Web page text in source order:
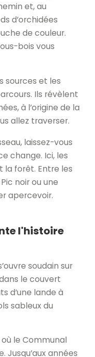
et, au
d’orchidées
de couleur.
bois vous
sources et les
Ils révèlent
à l’origine de la
allez traverser.
laissez-vous
change. Ici, les
la forêt. Entre les
noir ou une
apercevoir.
l'histoire
soudain sur
le couvert
d’une lande à
sableux du
le Communal
années